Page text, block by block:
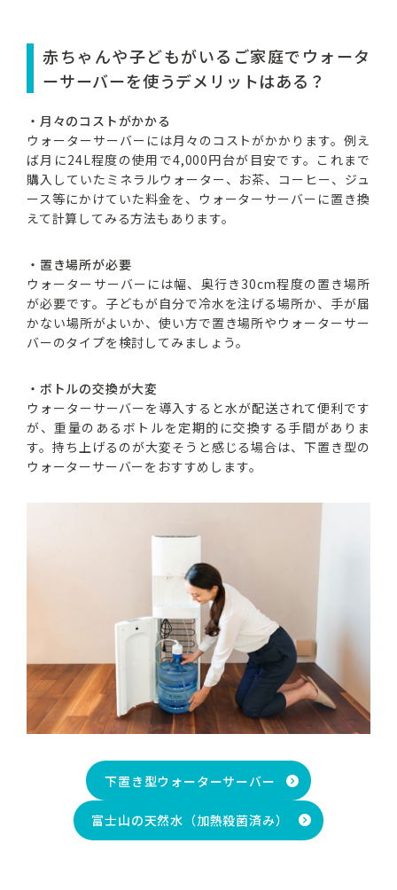
赤ちゃんや子どもがいるご家庭でウォータ
ーサーバーを使うデメリットはある？
・月々のコストがかかる
ウォーターサーバーには月々のコストがかかります。例え
ば月に24L程度の使用で4,000円台が目安です。これまで
購入していたミネラルウォーター、お茶、コーヒー、ジュ
ース等にかけていた料金を、ウォーターサーバーに置き換
えて計算してみる方法もあります。
・置き場所が必要
ウォーターサーバーには幅、奥行き30cm程度の置き場所
が必要です。子どもが自分で冷水を注げる場所か、手が届
かない場所がよいか、使い方で置き場所やウォーターサー
バーのタイプを検討してみましょう。
・ボトルの交換が大変
ウォーターサーバーを導入すると水が配送されて便利です
が、重量のあるボトルを定期的に交換する手間がありま
す。持ち上げるのが大変そうと感じる場合は、下置き型の
ウォーターサーバーをおすすめします。
下置き型ウォーターサーバー
富士山の天然水（加熱殺菌済み）